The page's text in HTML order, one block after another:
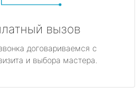
вызов
договариваемся с
и выбора мастера.